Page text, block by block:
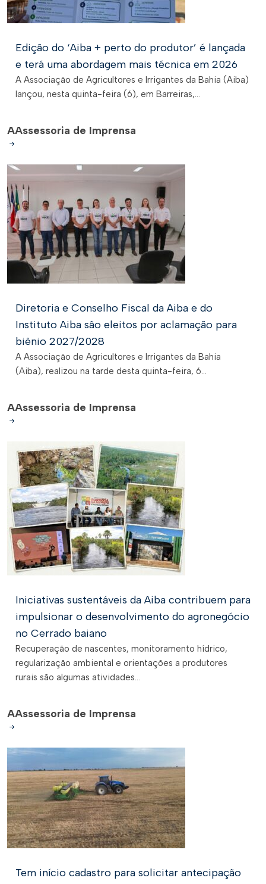
Edição do ‘Aiba + perto do produtor’ é lançada
e terá uma abordagem mais técnica em 2026
A Associação de Agricultores e Irrigantes da Bahia (Aiba)
lançou, nesta quinta-feira (6), em Barreiras,...
AAssessoria de Imprensa
Diretoria e Conselho Fiscal da Aiba e do
Instituto Aiba são eleitos por aclamação para
biênio 2027/2028
A Associação de Agricultores e Irrigantes da Bahia
(Aiba), realizou na tarde desta quinta-feira, 6...
AAssessoria de Imprensa
Iniciativas sustentáveis da Aiba contribuem para
impulsionar o desenvolvimento do agronegócio
no Cerrado baiano
Recuperação de nascentes, monitoramento hídrico,
regularização ambiental e orientações a produtores
rurais são algumas atividades...
AAssessoria de Imprensa
Tem início cadastro para solicitar antecipação